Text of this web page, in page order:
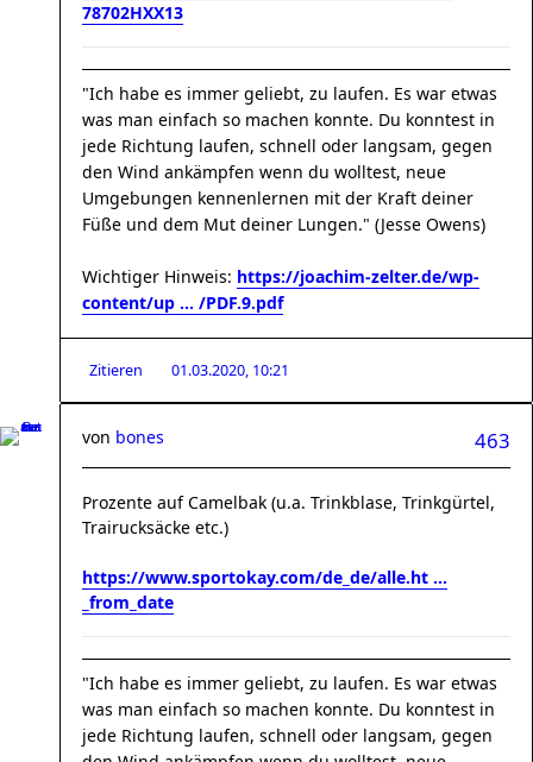
78702HXX13
"Ich habe es immer geliebt, zu laufen. Es war etwas
was man einfach so machen konnte. Du konntest in
jede Richtung laufen, schnell oder langsam, gegen
den Wind ankämpfen wenn du wolltest, neue
Umgebungen kennenlernen mit der Kraft deiner
Füße und dem Mut deiner Lungen." (Jesse Owens)
Wichtiger Hinweis: https://joachim-zelter.de/wp-
content/up ... /PDF.9.pdf
Zitieren 01.03.2020, 10:21
463
von bones
Prozente auf Camelbak (u.a. Trinkblase, Trinkgürtel,
Trairucksäcke etc.)
https://www.sportokay.com/de_de/alle.ht ...
_from_date
"Ich habe es immer geliebt, zu laufen. Es war etwas
was man einfach so machen konnte. Du konntest in
jede Richtung laufen, schnell oder langsam, gegen